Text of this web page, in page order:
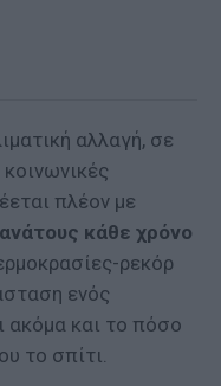
αλλαγή, σε
πλέον με
κάθε χρόνο
ρεκόρ
ενός
ακόμα και το πόσο
το σπίτι.